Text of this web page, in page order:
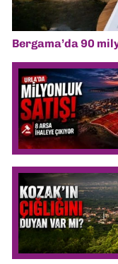
Bergama’da 90